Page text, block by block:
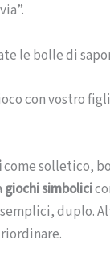
le bolle di
con vostro
come solletico,
giochi simbolici
duplo.